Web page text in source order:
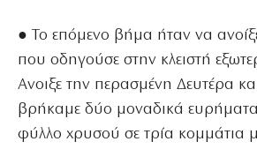
● Το επόμενο βήμα ήταν να
που οδηγούσε στην κλειστή
Ανοιξε την περασμένη Δευτέρα
βρήκαμε δύο μοναδικά
φύλλο χρυσού σε τρία κομμάτια